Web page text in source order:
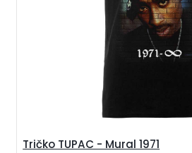
Tričko TUPAC - Mural 1971